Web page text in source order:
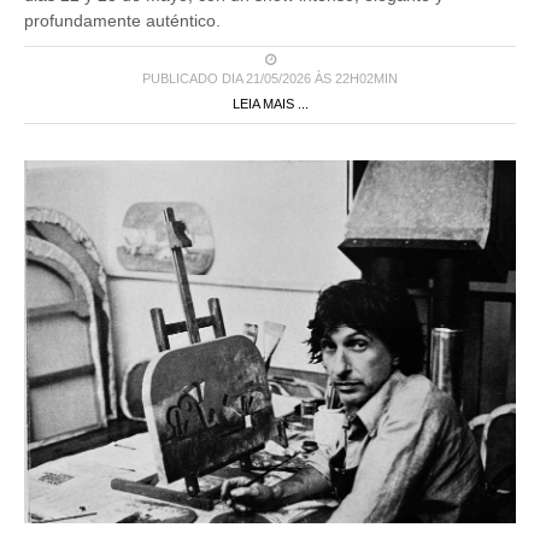
PUBLICADO DIA 21/05/2026 ÀS 22H02MIN
LEIA MAIS ...